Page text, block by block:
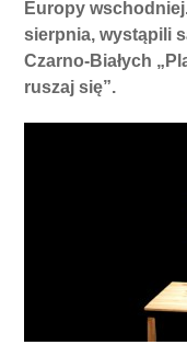
Europy
sierpnia, wystąpili
Czarno-Białych
ruszaj się”.